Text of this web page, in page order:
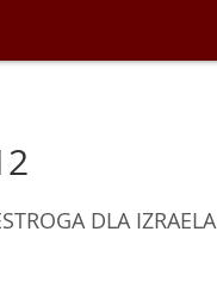
DLA IZRAELA